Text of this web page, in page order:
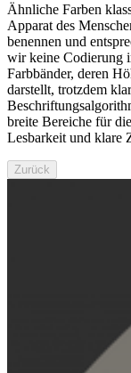
Ähnliche Farben
Apparat des
benennen und
wir keine Codierung
Farbbänder, deren
darstellt, trotzdem
breite Bereiche für
Lesbarkeit und klare
Zurück